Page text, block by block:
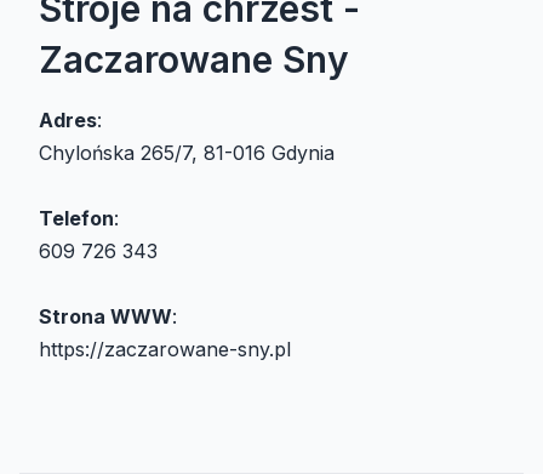
Stroje na chrzest -
Zaczarowane Sny
Adres:
Chylońska 265/7, 81-016 Gdynia
Telefon:
609 726 343
Strona WWW:
https://zaczarowane-sny.pl